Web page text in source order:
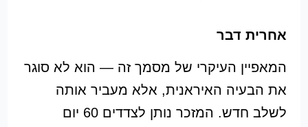
אחרית דבר
המאפיין העיקרי של מסמך זה — הוא לא סוגר
את הבעיה האיראנית, אלא מעביר אותה
לשלב חדש. המזכר נותן לצדדים 60 יום